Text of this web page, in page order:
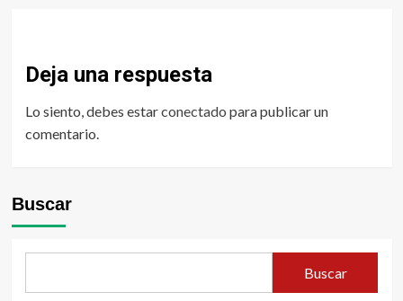
Deja una respuesta
Lo siento, debes estarconectado para publicar un
comentario.
Buscar
Buscar